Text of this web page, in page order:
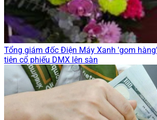
Tổng giám đốc Điện Máy Xanh 'gom
tiên cổ phiếu DMX lên sàn